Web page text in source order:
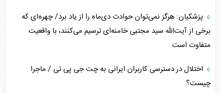
پزشکیان: هرگز نمی‌توان حوادث دی‌ماه را از یاد برد/ چهره‌ای که
برخی از آیت‌الله سید مجتبی خامنه‌ای ترسیم می‌کنند، با واقعیت
متفاوت است
اختلال در دسترسی کاربران ایرانی به چت جی پی تی / ماجرا
چیست؟